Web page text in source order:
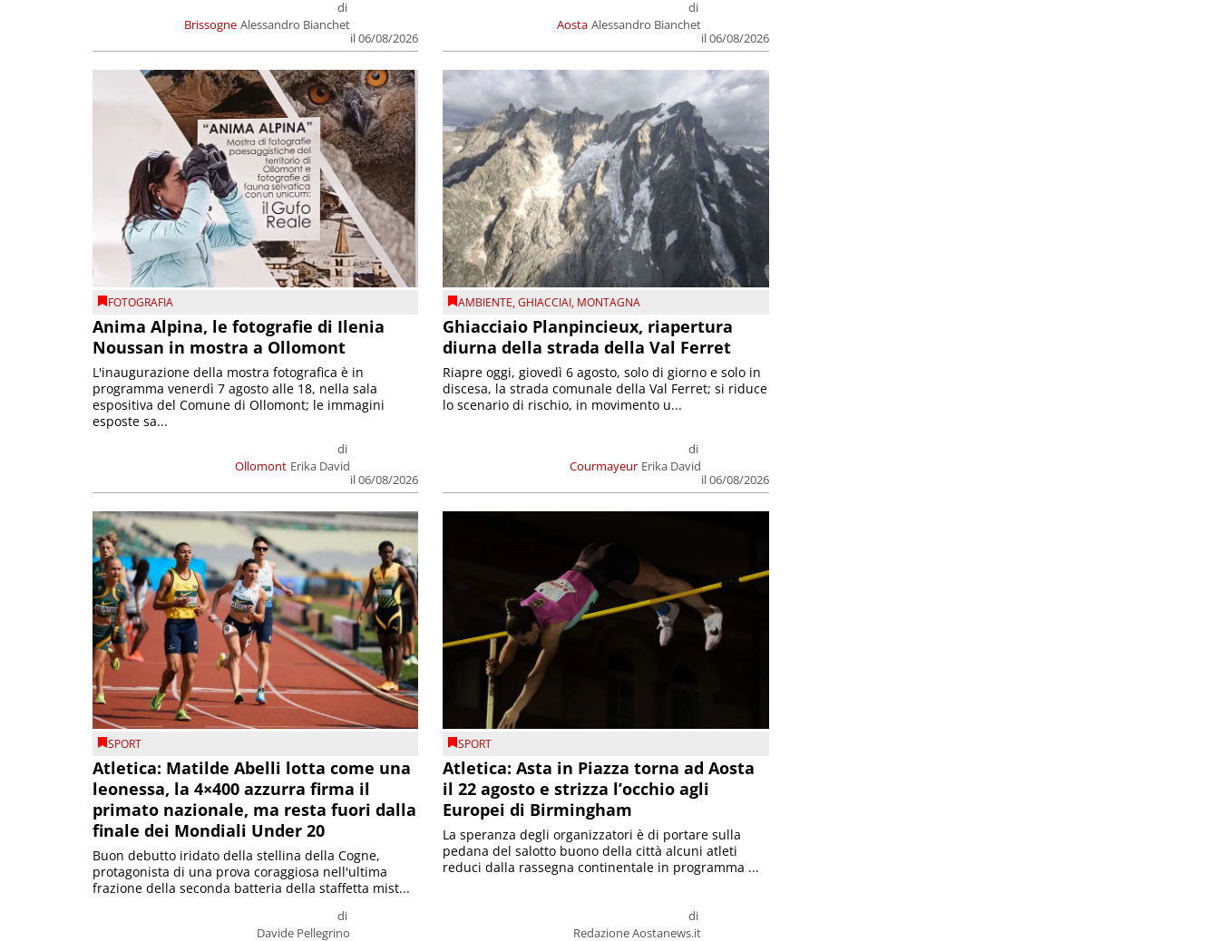
Brissogne
di
Alessandro Bianchet
il 06/08/2026
Aosta
di
Alessandro Bianchet
il 06/08/2026
FOTOGRAFIA
Anima Alpina, le fotografie di Ilenia
Noussan in mostra a Ollomont
Ollomont
di
Erika David
il 06/08/2026
L'inaugurazione della mostra fotografica è in
programma venerdì 7 agosto alle 18, nella sala
espositiva del Comune di Ollomont; le immagini
esposte sa...
AMBIENTE,GHIACCIAI, MONTAGNA
Ghiacciaio Planpincieux, riapertura
diurna della strada della Val Ferret
Courmayeur
di
Erika David
il 06/08/2026
Riapre oggi, giovedì 6 agosto, solo di giorno e solo in
discesa, la strada comunale della Val Ferret; si riduce
lo scenario di rischio, in movimento u...
SPORT
Atletica: Matilde Abelli lotta come una
leonessa, la 4×400 azzurra firma il
primato nazionale, ma resta fuori dalla
finale dei Mondiali Under 20
di
Davide Pellegrino
Buon debutto iridato della stellina della Cogne,
protagonista di una prova coraggiosa nell'ultima
frazione della seconda batteria della staffetta mist...
SPORT
Atletica: Asta in Piazza torna ad Aosta
il 22 agosto e strizza l’occhio agli
Europei di Birmingham
di
Redazione Aostanews.it
La speranza degli organizzatori è di portare sulla
pedana del salotto buono della città alcuni atleti
reduci dalla rassegna continentale in programma ...